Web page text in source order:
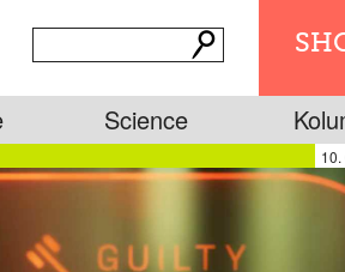
Science